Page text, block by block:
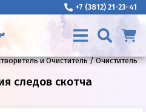
+7 (3812) 21-23-41
и Очиститель
Очиститель
следов скотча